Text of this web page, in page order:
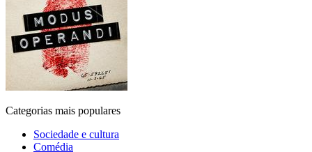
Categorias mais populares
Sociedade e cultura
Comédia